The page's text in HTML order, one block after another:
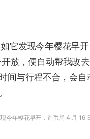
它发现今年樱花早
放，便自动帮我改
间与行程不合，会自
今年樱花早开，造币局 4 月 16